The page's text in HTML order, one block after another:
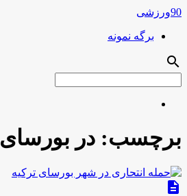
90ورزشی
برگه نمونه
search
برچسب: در بورسای
description